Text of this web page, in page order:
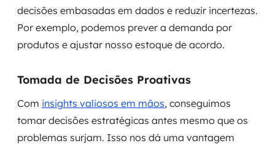
decisões embasadas em dados e reduzir incertezas.
Por exemplo, podemos prever a demanda por
produtos e ajustar nosso estoque de acordo.
Tomada de Decisões Proativas
Com insights valiosos em mãos, conseguimos
tomar decisões estratégicas antes mesmo que os
problemas surjam. Isso nos dá uma vantagem